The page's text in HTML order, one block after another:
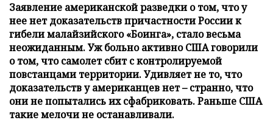
Заявление американской разведки о том, что у
нее нет доказательств причастности России к
гибели малайзийского «Боинга», стало весьма
неожиданным. Уж больно активно США говорили
о том, что самолет сбит с контролируемой
повстанцами территории. Удивляет не то, что
доказательств у американцев нет – странно, что
они не попытались их сфабриковать. Раньше США
такие мелочи не останавливали.